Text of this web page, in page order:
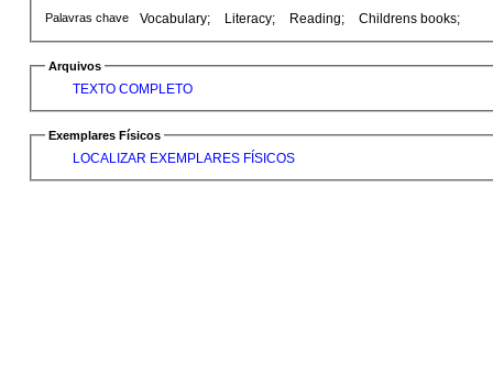
be an excellent tool to reach this target.
Palavras chave Vocabulary; Literacy; Reading; Childrens books;
Arquivos
TEXTO COMPLETO
Exemplares Físicos
LOCALIZAR EXEMPLARES FÍSICOS